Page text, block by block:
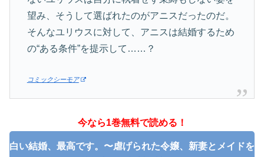
望み、そうして選ばれたのがアニスだったのだ。
そんなユリウスに対して、アニスは結婚するため
の“ある条件”を提示して……？
コミックシーモア
今なら1巻無料で読める！
白い結婚、最高です。〜虐げられた令嬢、新妻とメイドを